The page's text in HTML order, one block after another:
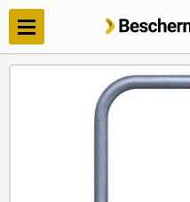
Meteen
naar de
content